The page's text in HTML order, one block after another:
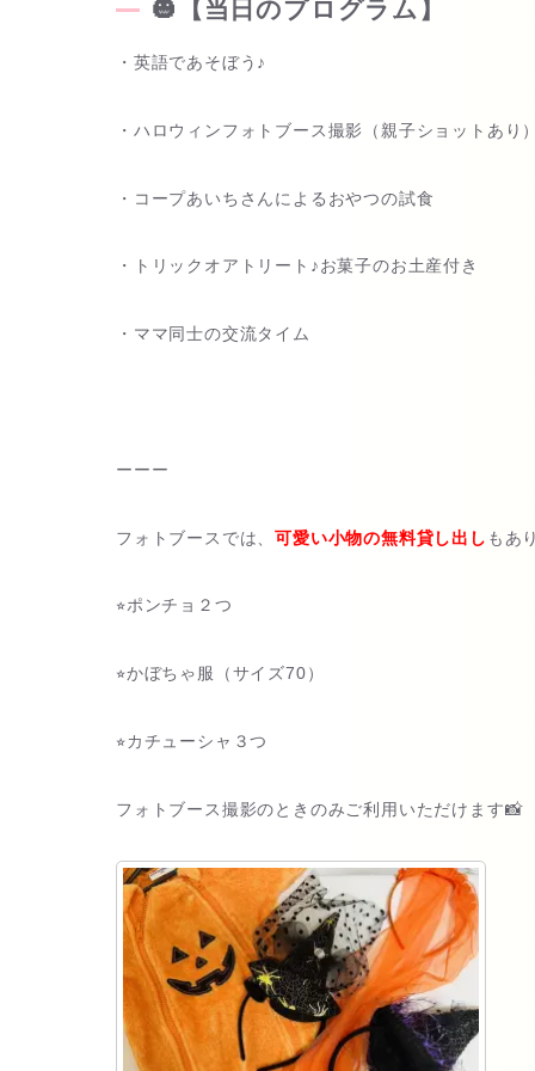
🎃【当日のプログラム】
・英語であそぼう♪
・ハロウィンフォトブース撮影（親子ショットあり
・コープあいちさんによるおやつの試食
・トリックオアトリート♪お菓子のお土産付き
・ママ同士の交流タイム
ーーー
フォトブースでは、可愛い小物の無料貸し出し もあ
⭐︎ポンチョ２つ
⭐︎かぼちゃ服（サイズ70）
⭐︎カチューシャ３つ
フォトブース撮影のときのみご利用いただけます📸